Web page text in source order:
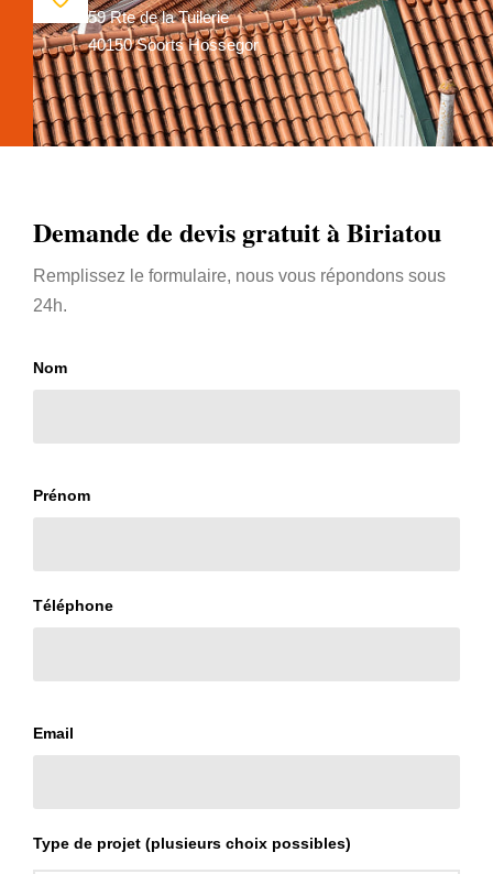
59 Rte de la Tuilerie
40150 Soorts Hossegor
Demande de devis gratuit à Biriatou
Remplissez le formulaire, nous vous répondons sous
24h.
Nom
Prénom
Téléphone
Email
Type de projet (plusieurs choix possibles)